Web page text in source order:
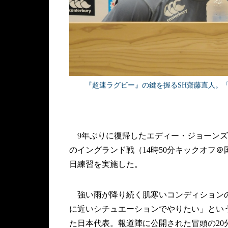
『超速ラグビー』の鍵を握るSH齋藤直人
9年ぶりに復帰したエディー・ジョーン
のイングランド戦（14時50分キックオフ
日練習を実施した。
強い雨が降り続く肌寒いコンディション
に近いシチュエーションでやりたい」と
た日本代表。報道陣に公開された冒頭の